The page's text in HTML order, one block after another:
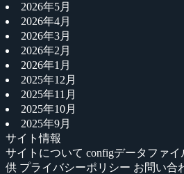
2026年5月
2026年4月
2026年3月
2026年2月
2026年1月
2025年12月
2025年11月
2025年10月
2025年9月
サイト情報
サイトについて configデータファイ
供 プライバシーポリシー お問い合